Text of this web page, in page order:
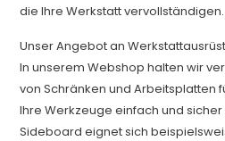
die Ihre Werkstatt vervollständigen.
Unser Angebot an
In unserem Webshop halten wir
von Schränken und Arbeitsplatten
Ihre Werkzeuge einfach und
Sideboard eignet sich